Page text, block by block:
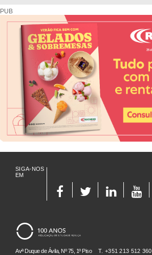
PUB
SIGA-NOS
EM
Avª Duque de Ávila, Nº 75, 1º Piso
T. +351 213 512 360